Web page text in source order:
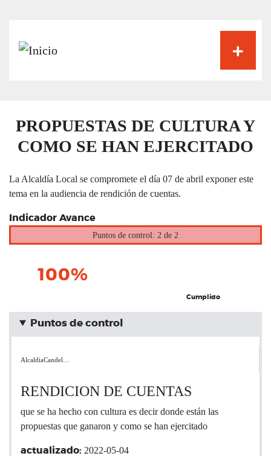
PROPUESTAS DE CULTURA Y
COMO SE HAN EJERCITADO
La Alcaldía Local se compromete el día 07 de abril exponer este
tema en la audiencia de rendición de cuentas.
Indicador Avance
Puntos de control: 2 de 2
100%
Cumplido
Puntos de control
AlcaldiaCandel…
RENDICION DE CUENTAS
que se ha hecho con cultura es decir donde están las
propuestas que ganaron y como se han ejercitado
actualizado: 2022-05-04